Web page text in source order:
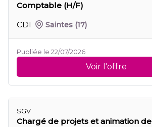
Comptable (H/F)
CDI
Saintes (17)
Publiée le 22/07/2026
Voir l'offre
SGV
Chargé de projets et animation de